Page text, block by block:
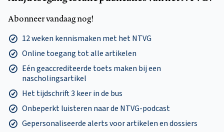
Abonneer vandaag nog!
12 weken kennismaken met het NTVG
Online toegang tot alle artikelen
Eén geaccrediteerde toets maken bij een
nascholingsartikel
Het tijdschrift 3 keer in de bus
Onbeperkt luisteren naar de NTVG-podcast
Gepersonaliseerde alerts voor artikelen en dossiers